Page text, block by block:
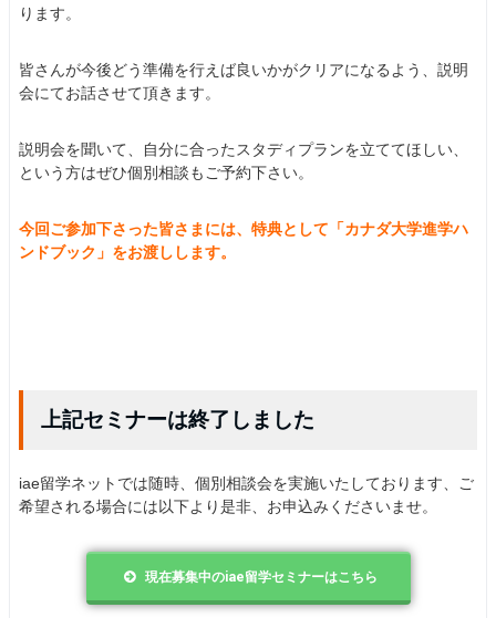
ります。
皆さんが今後どう準備を行えば良いかがクリアになるよう、説明
会にてお話させて頂きます。
説明会を聞いて、自分に合ったスタディプランを立ててほしい、
という方はぜひ個別相談もご予約下さい。
今回ご参加下さった皆さまには、特典として「カナダ大学進学ハ
ンドブック」をお渡しします。
上記セミナーは終了しました
iae留学ネットでは随時、個別相談会を実施いたしております、ご
希望される場合には以下より是非、お申込みくださいませ。
現在募集中のiae留学セミナーはこちら